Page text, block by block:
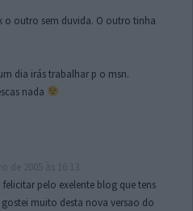
o outro sem duvida. O outro tinha
dia irás trabalhar p o msn.
nada
pelo exelente blog que tens
muito desta nova versao do